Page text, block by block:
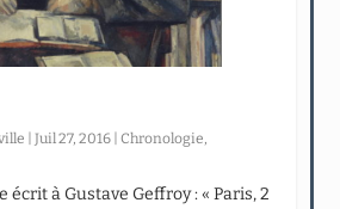
|Juil 27, 2016 |Chronologie
écrit à Gustave Geffroy : « Paris, 2